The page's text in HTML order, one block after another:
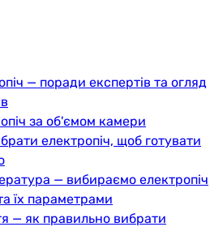
— поради експертів та огляд
за об'ємом камери
електропіч, щоб готувати
— вибираємо електропіч
їх параметрами
— як правильно вибрати